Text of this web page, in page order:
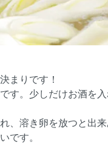
まりです！
す。少しだけお酒を
、溶き卵を放つと出
です。